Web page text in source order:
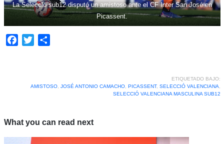
La Selecció sub12 disputó un amistoso ante el CF Inter San José en
Picassent.
Facebook
Twitter
ETIQUETADO BAJO:
AMISTOSO, JOSÉ ANTONIO CAMACHO, PICASSENT, SELECCIÓ VALENCIANA
SELECCIÓ VALENCIANA MASCULINA SUB12
What you can read next